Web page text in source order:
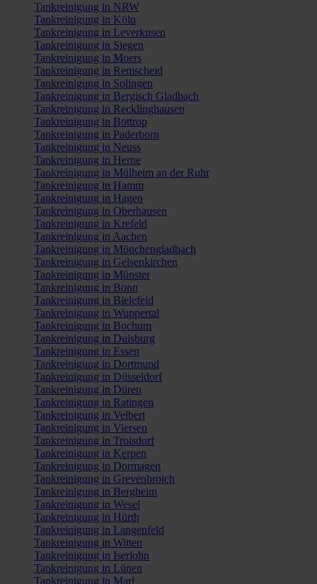
Tankreinigung in NRW
Tankreinigung in Köln
Tankreinigung in Leverkusen
Tankreinigung in Siegen
Tankreinigung in Moers
Tankreinigung in Remscheid
Tankreinigung in Solingen
Tankreinigung in Bergisch Gladbach
Tankreinigung in Recklinghausen
Tankreinigung in Bottrop
Tankreinigung in Paderborn
Tankreinigung in Neuss
Tankreinigung in Herne
Tankreinigung in Mülheim an der Ruhr
Tankreinigung in Hamm
Tankreinigung in Hagen
Tankreinigung in Oberhausen
Tankreinigung in Krefeld
Tankreinigung in Aachen
Tankreinigung in Mönchengladbach
Tankreinigung in Gelsenkirchen
Tankreinigung in Münster
Tankreinigung in Bonn
Tankreinigung in Bielefeld
Tankreinigung in Wuppertal
Tankreinigung in Bochum
Tankreinigung in Duisburg
Tankreinigung in Essen
Tankreinigung in Dortmund
Tankreinigung in Düsseldorf
Tankreinigung in Düren
Tankreinigung in Ratingen
Tankreinigung in Velbert
Tankreinigung in Viersen
Tankreinigung in Troisdorf
Tankreinigung in Kerpen
Tankreinigung in Dormagen
Tankreinigung in Grevenbroich
Tankreinigung in Bergheim
Tankreinigung in Wesel
Tankreinigung in Hürth
Tankreinigung in Langenfeld
Tankreinigung in Witten
Tankreinigung in Iserlohn
Tankreinigung in Lünen
Tankreinigung in Marl